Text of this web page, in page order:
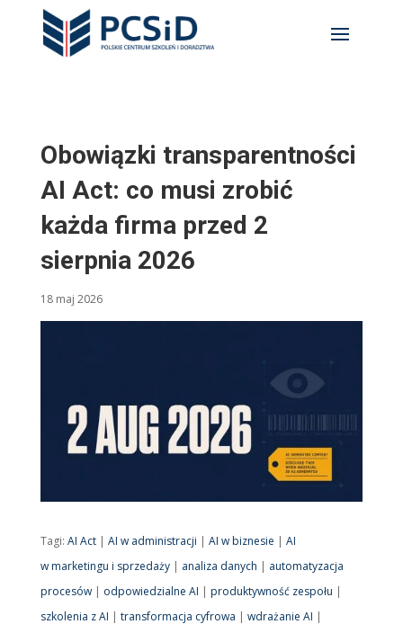
Obowiązki transparentności
AI Act: co musi zrobić
każda firma przed 2
sierpnia 2026
18 maj 2026
Tagi: AI Act| AI w administracji | AI w biznesie | AI
w marketingu i sprzedaży| analiza danych | automatyzacja
procesów| odpowiedzialne AI | produktywność zespołu |
szkolenia z AI | transformacja cyfrowa | wdrażanie AI |